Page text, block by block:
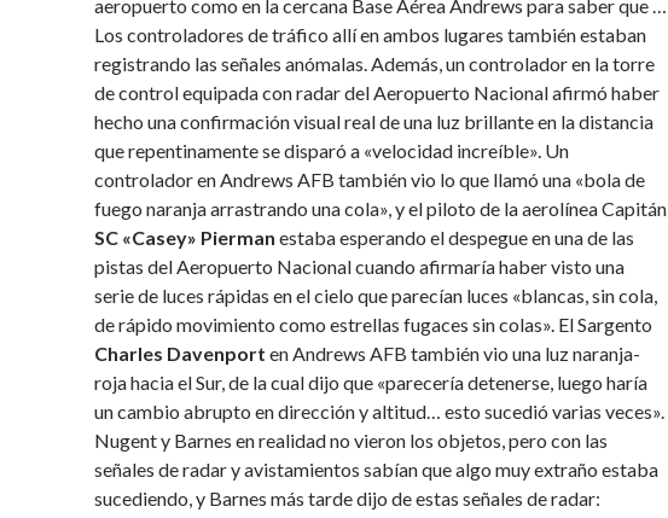
aeropuerto como en la cercana Base Aérea Andrews para saber que …
Los controladores de tráfico allí en ambos lugares también estaban
registrando las señales anómalas. Además, un controlador en la torre
de control equipada con radar del Aeropuerto Nacional afirmó haber
hecho una confirmación visual real de una luz brillante en la distancia
que repentinamente se disparó a «velocidad increíble». Un
controlador en Andrews AFB también vio lo que llamó una «bola de
fuego naranja arrastrando una cola», y el piloto de la aerolínea Capitán
SC «Casey» Pierman estaba esperando el despegue en una de las
pistas del Aeropuerto Nacional cuando afirmaría haber visto una
serie de luces rápidas en el cielo que parecían luces «blancas, sin cola,
de rápido movimiento como estrellas fugaces sin colas». El Sargento
Charles Davenport en Andrews AFB también vio una luz naranja-
roja hacia el Sur, de la cual dijo que «parecería detenerse, luego haría
un cambio abrupto en dirección y altitud… esto sucedió varias veces».
Nugent y Barnes en realidad no vieron los objetos, pero con las
señales de radar y avistamientos sabían que algo muy extraño estaba
sucediendo, y Barnes más tarde dijo de estas señales de radar: